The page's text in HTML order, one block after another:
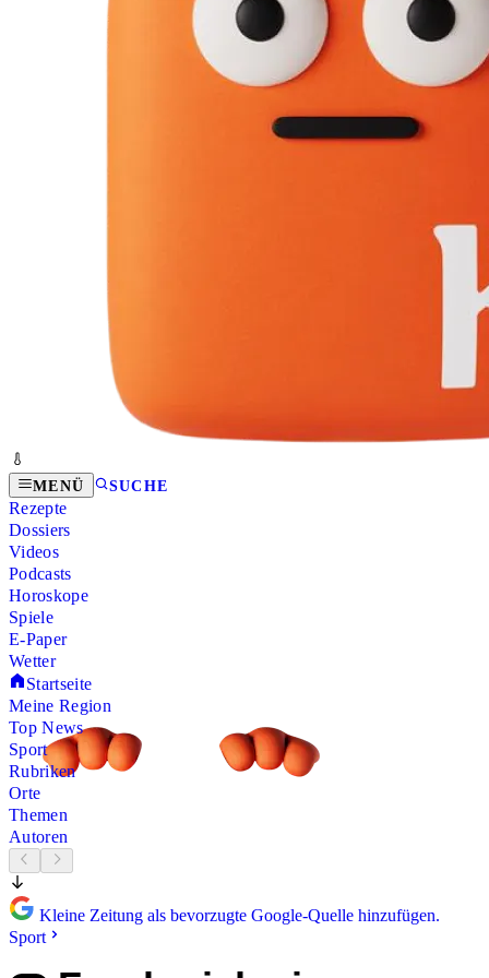
MENÜ SUCHE
Rezepte
Dossiers
Videos
Podcasts
Horoskope
Spiele
E-Paper
Wetter
Startseite
Meine Region
Top News
Sport
Rubriken
Orte
Themen
Autoren
Kleine Zeitung als bevorzugte Google-Quelle hinzufügen.
Sport